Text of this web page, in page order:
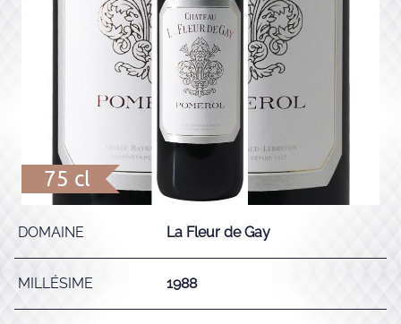
75 cl
DOMAINE La Fleur de Gay
MILLÉSIME 1988